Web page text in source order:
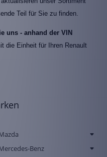
Teil für Sie zu finden.
uns - anhand der VIN
die Einheit für Ihren Renault
Benz